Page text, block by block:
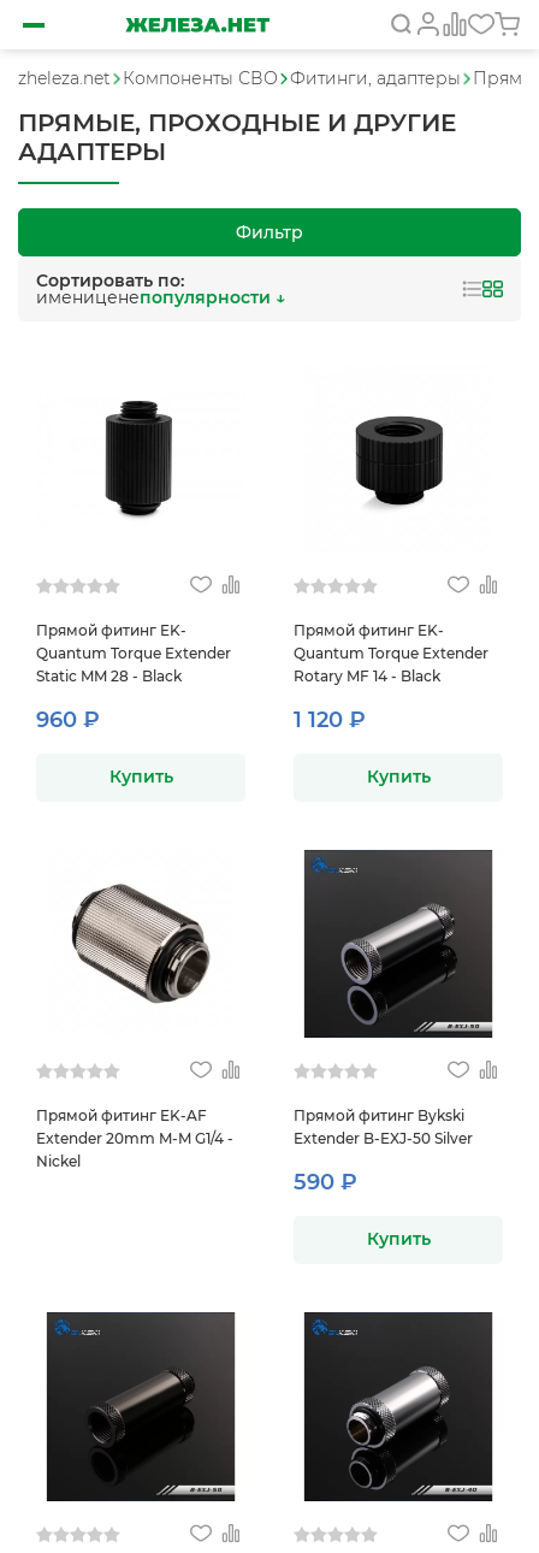
zheleza.net Компоненты СВО Фитинги, адаптеры
ПРЯМЫЕ, ПРОХОДНЫЕ И ДРУГИЕ
АДАПТЕРЫ
Фильтр
Сортировать по:
имениценепопулярности ↓
Прямой фитинг EK-
Quantum Torque Extender
Static MM 28 - Black
960 ₽
Купить
Прямой фитинг EK-
Quantum Torque Extender
Rotary MF 14 - Black
1 120 ₽
Купить
Прямой фитинг EK-AF
Extender 20mm M-M G1/4 -
Nickel
Прямой фитинг Bykski
Extender B-EXJ-50 Silver
590 ₽
Купить